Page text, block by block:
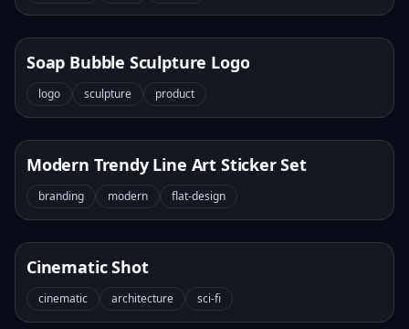
Soap Bubble Sculpture Logo
logo sculpture product
Modern Trendy Line Art Sticker Set
branding modern flat-design
Cinematic Shot
cinematic architecture sci-fi